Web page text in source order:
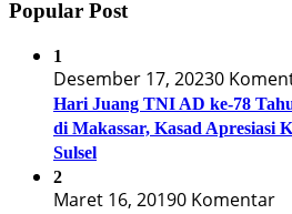
Popular Post
1
Desember 17, 20230
Hari Juang TNI AD ke-78
di Makassar, Kasad Apresiasi
Sulsel
2
Maret 16, 20190 Komentar